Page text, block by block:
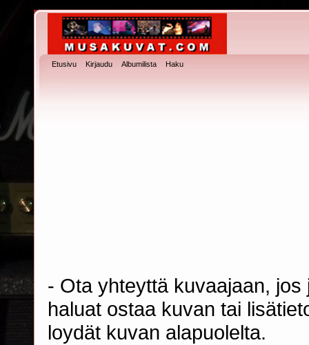
Etusivu Kirjaudu Albumilista Haku
- Ota yhteyttä kuvaajaan,
haluat ostaa kuvan tai
loydät kuvan alapuolelta.